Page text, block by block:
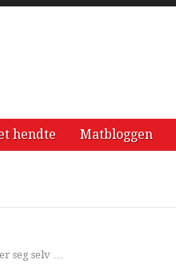
hendte Matbloggen
seg selv …